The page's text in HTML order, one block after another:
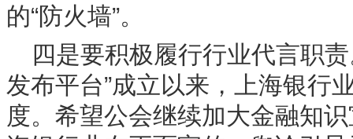
的“防火墙”。
四是要积极履行行业代言职
发布平台”成立以来，上海银行
度。希望公会继续加大金融知